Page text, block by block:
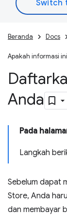
Beranda Docs
Apakah informasi
Anda
Pada
Langkah
Sebelum dapat
Store, Anda
dan membayar